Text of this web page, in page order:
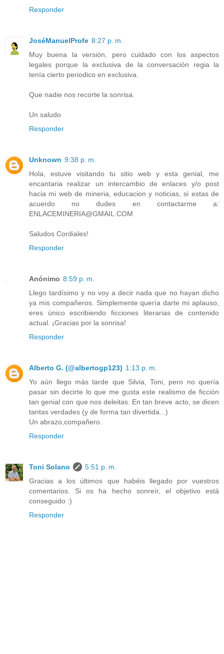
Responder
JoséManuelProfe 8:27 p. m.
Muy buena la versión, pero cuidado con los aspectos
legales porque la exclusiva de la conversación regia la
tenía cierto periodico en exclusiva.
Que nadie nos recorte la sonrisa.
Un saludo
Responder
Unknown 9:38 p. m.
Hola, estuve visitando tu sitio web y esta genial, me
encantaria realizar un intercambio de enlaces y/o post
hacia mi web de mineria, educacion y noticias, si estas de
acuerdo no dudes en contactarme a:
ENLACEMINERIA@GMAIL.COM
Saludos Cordiales!
Responder
Anónimo 8:59 p. m.
Llego tardísimo y no voy a decir nada que no hayan dicho
ya mis compañeros. Simplemente quería darte mi aplauso,
eres único escribiendo ficciones literarias de contenido
actual. ¡Gracias por la sonrisa!
Responder
Alberto G. (@albertogp123) 1:13 p. m.
Yo aún llego más tarde que Silvia, Toni, pero no quería
pasar sin decirte lo que me gusta este realismo de ficción
tan genial con que nos deleitas. En tan breve acto, se dicen
tantas verdades (y de forma tan divertida...)
Un abrazo,compañero.
Responder
Toni Solano
5:51 p. m.
Gracias a los últimos que habéis llegado por vuestros
comentarios. Si os ha hecho sonreír, el objetivo está
conseguido :)
Responder